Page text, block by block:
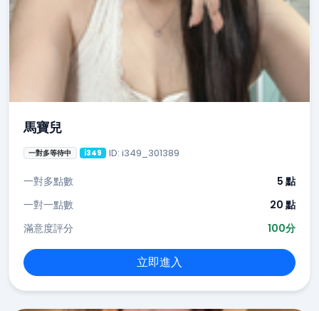
馬寶兒
一對多等待中 i349 ID: i349_301389
一對多點數
5 點
一對一點數
20 點
滿意度評分
100分
立即進入